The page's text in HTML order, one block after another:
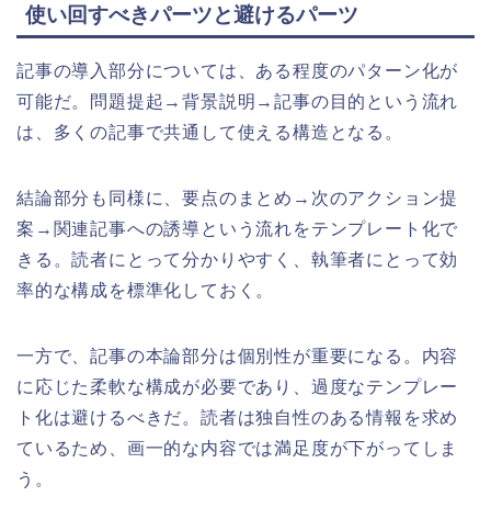
使い回すべきパーツと避けるパーツ
記事の導入部分については、ある程度のパターン化が
可能だ。問題提起→背景説明→記事の目的という流れ
は、多くの記事で共通して使える構造となる。
結論部分も同様に、要点のまとめ→次のアクション提
案→関連記事への誘導という流れをテンプレート化で
きる。読者にとって分かりやすく、執筆者にとって効
率的な構成を標準化しておく。
一方で、記事の本論部分は個別性が重要になる。内容
に応じた柔軟な構成が必要であり、過度なテンプレー
ト化は避けるべきだ。読者は独自性のある情報を求め
ているため、画一的な内容では満足度が下がってしま
う。